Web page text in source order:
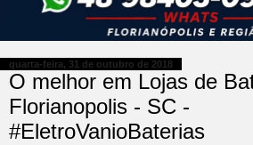
quarta-feira, 31 de outubro de 2018
O melhor em Lojas de
Florianopolis - SC -
#EletroVanioBaterias